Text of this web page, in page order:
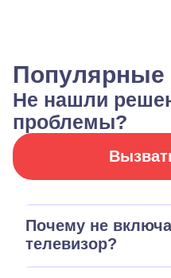
Популярные
Не нашли
проблемы?
Почему не
телевизор?